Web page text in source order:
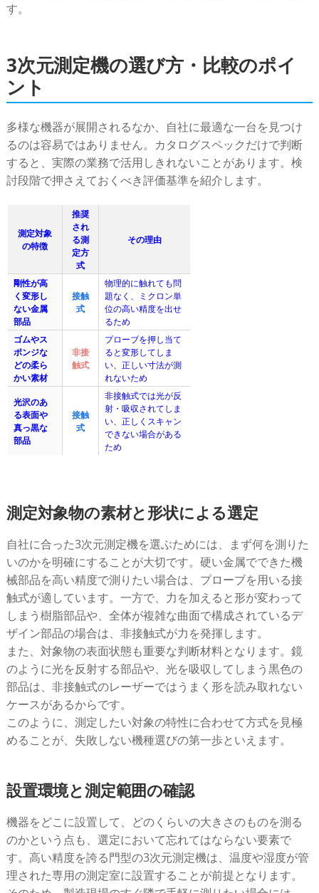
す。
3次元測定機の選び方・比較のポイ
ント
多様な機器が展開されるなか、自社に最適な一台を見つけ
るのは容易ではありません。カタログスペックだけで判断
すると、実際の業務で活用しきれないことがあります。検
討段階で押さえておくべき評価基準を紹介します。
測定対象
の特徴
推奨
され
る測
定方
式
その理由
剛性が高
く変形し
ない金属
部品
接触
式
物理的に触れても問
題なく、ミクロン単
位の高い精度を出せ
るため
ゴムやス
ポンジな
どの柔ら
かい素材
非接
触式
プローブを押し当て
ると変形してしま
い、正しい寸法が測
れないため
光沢のあ
る表面や
真っ黒な
部品
接触
式
非接触式では光が反
射・吸収されてしま
い、正しくスキャン
できない場合がある
ため
測定対象物の素材と形状による選定
自社に合った3次元測定機を選ぶためには、まず何を測りた
いのかを明確にすることが大切です。硬い金属でできた機
械部品を高い精度で測りたい場合は、プローブを用いる接
触式が適しています。一方で、力を加えると形が変わって
しまう樹脂部品や、全体が複雑な曲面で構成されているデ
ザイン部品の場合は、非接触式が力を発揮します。
また、対象物の表面状態も重要な判断材料となります。鏡
のように光を反射する部品や、光を吸収してしまう黒色の
部品は、非接触式のレーザーではうまく形を読み取れない
ケースがあるからです。
このように、測定したい対象の特性に合わせて方式を見極
めることが、失敗しない機種選びの第一歩といえます。
設置環境と測定範囲の確認
機器をどこに設置して、どのくらいの大きさのものを測る
のかという点も、選定において忘れてはならない要素で
す。高い精度を誇る門型の3次元測定機は、温度や湿度が管
理された専用の測定室に設置することが前提となります。